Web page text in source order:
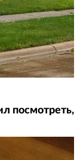
посмотреть,